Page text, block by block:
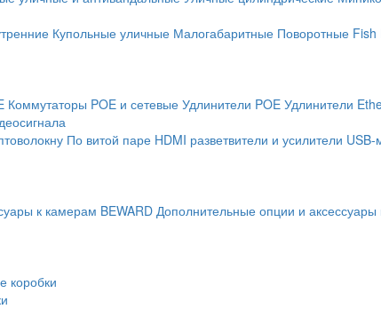
Купольные уличные Малогабаритные Поворотные Fish
Коммутаторы POE и сетевые Удлинители POE Удлинители
По витой паре HDMI разветвители и усилители
к камерам BEWARD Дополнительные опции и
коробки